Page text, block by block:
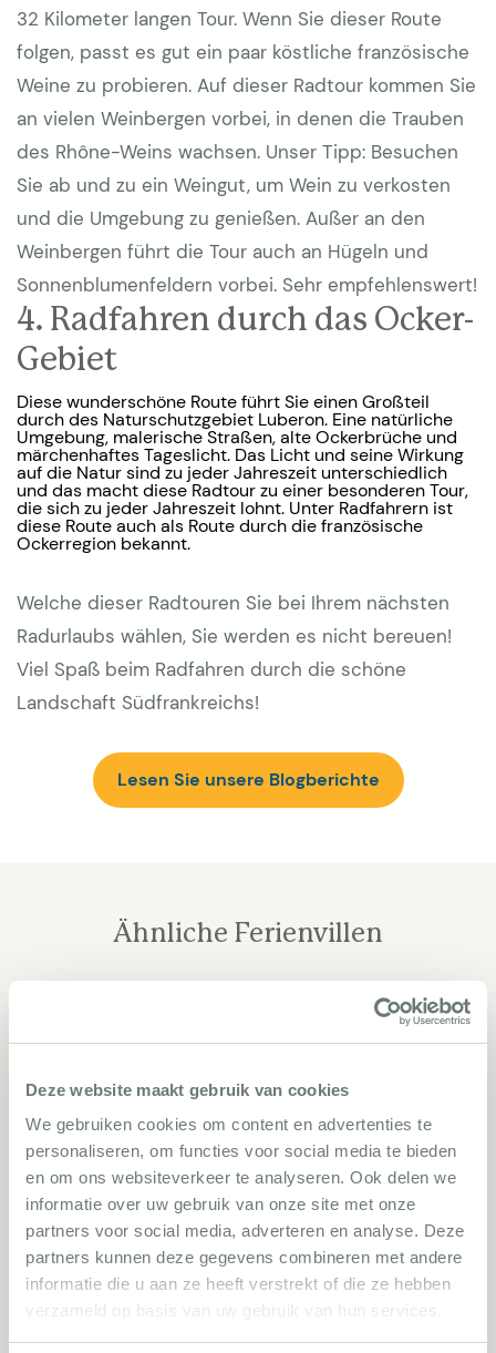
Deze website maakt gebruik van cookies
We gebruiken cookies om content en advertenties te
personaliseren, om functies voor social media te bieden
en om ons websiteverkeer te analyseren. Ook delen we
informatie over uw gebruik van onze site met onze
partners voor social media, adverteren en analyse. Deze
partners kunnen deze gegevens combineren met andere
informatie die u aan ze heeft verstrekt of die ze hebben
verzameld op basis van uw gebruik van hun services.
32 Kilometer langen Tour. Wenn Sie dieser Route
folgen, passt es gut ein paar köstliche französische
Weine zu probieren. Auf dieser Radtour kommen Sie
an vielen Weinbergen vorbei, in denen die Trauben
des Rhône-Weins wachsen. Unser Tipp: Besuchen
Sie ab und zu ein Weingut, um Wein zu verkosten
und die Umgebung zu genießen. Außer an den
Weinbergen führt die Tour auch an Hügeln und
Sonnenblumenfeldern vorbei. Sehr empfehlenswert!
4. Radfahren durch das Ocker-
Gebiet
Diese wunderschöne Route führt Sie einen Großteil
durch des Naturschutzgebiet Luberon. Eine natürliche
Umgebung, malerische Straßen, alte Ockerbrüche und
märchenhaftes Tageslicht. Das Licht und seine Wirkung
auf die Natur sind zu jeder Jahreszeit unterschiedlich
und das macht diese Radtour zu einer besonderen Tour,
die sich zu jeder Jahreszeit lohnt. Unter Radfahrern ist
diese Route auch als Route durch die französische
Ockerregion bekannt.
Welche dieser Radtouren Sie bei Ihrem nächsten
Radurlaubs wählen, Sie werden es nicht bereuen!
Viel Spaß beim Radfahren durch die schöne
Landschaft Südfrankreichs!
Lesen Sie unsere Blogberichte
Ähnliche Ferienvillen
Biot 260
6 Schlafzimmer 10 Personen